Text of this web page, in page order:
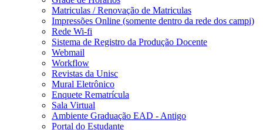
Matriculas / Renovação de Matriculas
Impressões Online (somente dentro da rede dos campi)
Rede Wi-fi
Sistema de Registro da Produção Docente
Webmail
Workflow
Revistas da Unisc
Mural Eletrônico
Enquete Rematrícula
Sala Virtual
Ambiente Graduação EAD - Antigo
Portal do Estudante